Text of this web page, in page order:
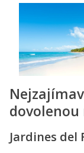
dovolenou
Jardines del